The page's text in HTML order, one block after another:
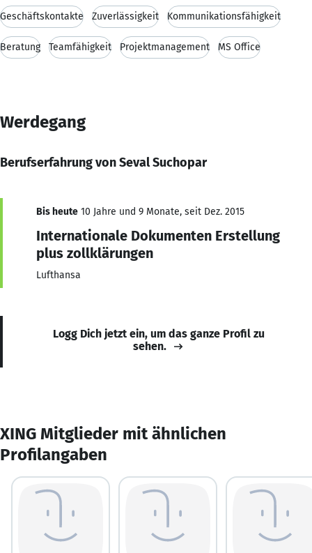
Geschäftskontakte Zuverlässigkeit Kommunikationsfähigkeit
Beratung Teamfähigkeit Projektmanagement MS Office
Werdegang
Berufserfahrung von Seval Suchopar
Bis heute 10 Jahre und 9 Monate, seit Dez. 2015
Internationale Dokumenten Erstellung
plus zollklärungen
Lufthansa
Logg Dich jetzt ein, um das ganze Profil zu
sehen.
XING Mitglieder mit ähnlichen
Profilangaben